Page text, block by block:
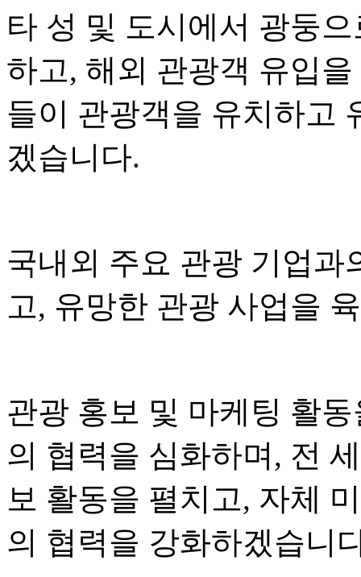
타 성 및 도시에서 광둥
하고, 해외 관광객 유입
들이 관광객을 유치하고
겠습니다.
국내외 주요 관광 기업과
고, 유망한 관광 사업을
관광 홍보 및 마케팅 활
의 협력을 심화하며, 전
보 활동을 펼치고, 자체
의 협력을 강화하겠습니